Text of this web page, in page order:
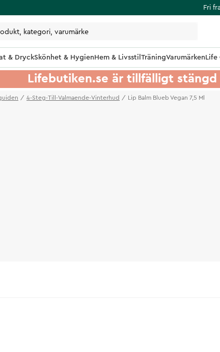
Fri
& DryckSkönhet & HygienHem & Livsstil TräningVarumärkenLife
Lifebutiken.se är tillfälligt
4-Steg-Till-Valmaende-Vinterhud Lip Balm Blueb Vegan 7,5 Ml